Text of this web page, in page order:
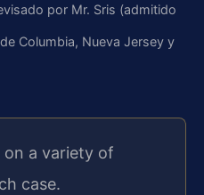
por Mr. Sris (admitido
Columbia, Nueva Jersey y
on a variety of
case.